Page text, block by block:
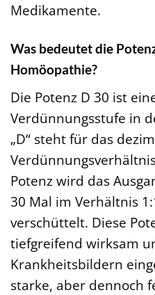
Medikamente.
Was bedeutet die
Homöopathie?
Die Potenz D 30 ist
Verdünnungsstufe in
„D“ steht für das
Potenz wird das
30 Mal im Verhältnis
verschüttelt. Diese
tiefgreifend wirksam
Krankheitsbildern
starke, aber dennoch